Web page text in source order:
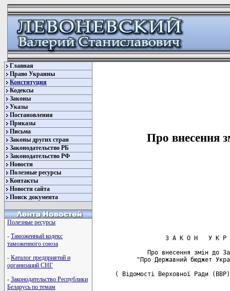
Главная
Право Украины
Конституция
Кодексы
Законы
Указы
Постановления
Приказы
Письма
Законы других стран
Законодательство РБ
Законодательство РФ
Новости
Полезные ресурсы
Контакты
Новости сайта
Поиск документа
Полезные ресурсы
- Таможенный кодекс
таможенного союза
- Каталог предприятий и
организаций СНГ
- Законодательство Республики
Беларусь по темам
Про внесення
З А К О Н   У К Р
Про внесення змін до
"Про Державний бюджет
( Відомості Верховної Ради